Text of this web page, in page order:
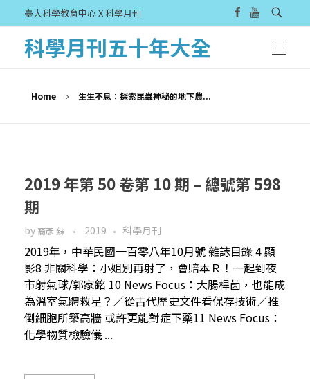
臺大科學教育中心 X 科學月刊
科學月刊五十年大全
Home 生生不息：探索昆蟲神秘的地下農...
2019 年第 50 卷第 10 期 – 總號第 598
期
by 裔彥 蘇 2019 科學月刊
2019年，中華民國一百零八年10月號 雜誌目錄 4 顯
影8 非關科學：小姐別再射了，會賠本Ｒ！一起到夜
市射氣球/郭家銘 10 News Focus：大腸桿菌，也能成
為溫室氣體救星？／從古代歷史文件看保存技術／推
倒細胞所築高牆 或許更能對症下藥11 News Focus：
化學物質檢驗儀 ...